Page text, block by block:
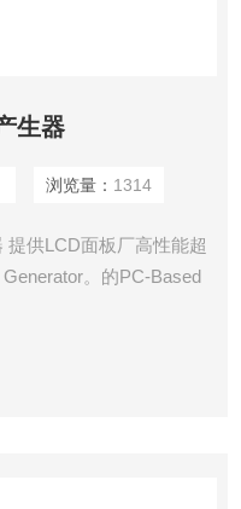
生器
浏览量： 1314
提供LCD面板厂高性能超
。的PC-Based
络接口可整合任何的AOI